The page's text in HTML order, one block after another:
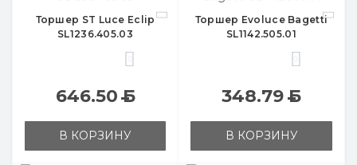
Торшер ST Luce Eclip
SL1236.405.03
646.50Б
В КОРЗИНУ
Торшер Evoluce Bagetti
SL1142.505.01
348.79Б
В КОРЗИНУ